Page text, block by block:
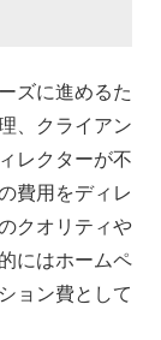
ズに進めるた
、クライアン
レクターが不
費用をディレ
クオリティや
にはホームペ
ョン費として